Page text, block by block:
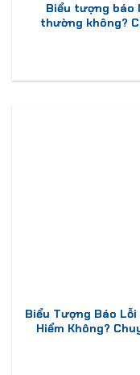
Biểu tượng báo
thường không?
Biểu Tượng Báo Lỗi
Hiểm Không?